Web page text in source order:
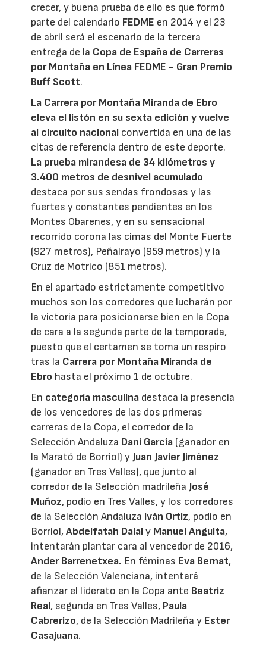
crecer, y buena prueba de ello es que formó
parte del calendario FEDME en 2014 y el 23
de abril será el escenario de la tercera
entrega de la Copa de España de Carreras
por Montaña en Línea FEDME - Gran Premio
Buff Scott.
La Carrera por Montaña Miranda de Ebro
eleva el listón en su sexta edición y vuelve
al circuito nacional convertida en una de las
citas de referencia dentro de este deporte.
La prueba mirandesa de 34 kilómetros y
3.400 metros de desnivel acumulado
destaca por sus sendas frondosas y las
fuertes y constantes pendientes en los
Montes Obarenes, y en su sensacional
recorrido corona las cimas del Monte Fuerte
(927 metros), Peñalrayo (959 metros) y la
Cruz de Motrico (851 metros).
En el apartado estrictamente competitivo
muchos son los corredores que lucharán por
la victoria para posicionarse bien en la Copa
de cara a la segunda parte de la temporada,
puesto que el certamen se toma un respiro
tras la Carrera por Montaña Miranda de
Ebro hasta el próximo 1 de octubre.
En categoría masculina destaca la presencia
de los vencedores de las dos primeras
carreras de la Copa, el corredor de la
Selección Andaluza Dani García (ganador en
la Marató de Borriol) y Juan Javier Jiménez
(ganador en Tres Valles), que junto al
corredor de la Selección madrileña José
Muñoz, podio en Tres Valles, y los corredores
de la Selección Andaluza Iván Ortiz, podio en
Borriol,Abdelfatah Dalaly Manuel Anguita,
intentarán plantar cara al vencedor de 2016,
Ander Barrenetxea. En féminas Eva Bernat,
de la Selección Valenciana, intentará
afianzar el liderato en la Copa ante Beatriz
Real, segunda en Tres Valles, Paula
Cabrerizo, de la Selección Madrileña y Ester
Casajuana.